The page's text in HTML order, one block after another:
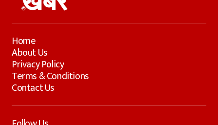
Home
About Us
Privacy Policy
Terms & Conditions
Contact Us